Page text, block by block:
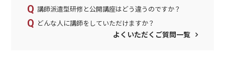
講師派遣型研修と公開講座はどう違うのですか？
どんな人に講師をしていただけますか？
よくいただくご質問一覧